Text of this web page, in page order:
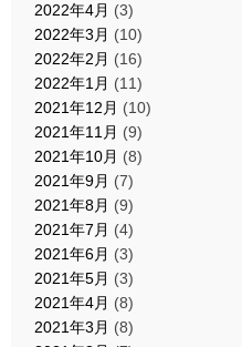
2022年4月 (3)
2022年3月 (10)
2022年2月 (16)
2022年1月 (11)
2021年12月 (10)
2021年11月 (9)
2021年10月 (8)
2021年9月 (7)
2021年8月 (9)
2021年7月 (4)
2021年6月 (3)
2021年5月 (3)
2021年4月 (8)
2021年3月 (8)